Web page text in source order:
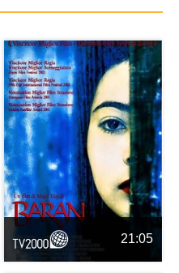
21:05